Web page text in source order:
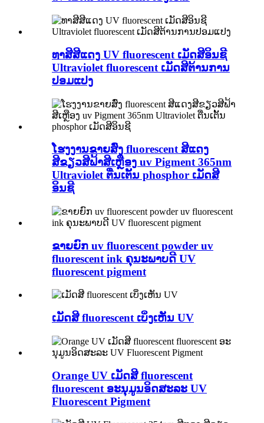
ທາສີສີແດງ UV fluorescent ເມັດສີອິນຊີ
Ultraviolet fluorescent ເມັດສີຕ້ານການ
ປອມແປງ
ໂຮງງານຂາຍສົ່ງ fluorescent ສີແດງ
ສີຂຽວສີຟ້າສີເຫຼືອງ uv Pigment 365nm
Ultraviolet ຕື່ນເຕັ້ນ phosphor ເມັດສີ
ອິນຊີ
ຂາຍຍົກ uv fluorescent powder uv
fluorescent ink ຄຸນະພາບດີ UV
fluorescent pigment
ເມັດສີ fluorescent ເບິ່ງເຫັນ UV
Orange UV ເມັດສີ fluorescent
fluorescent ອະນຸມູນອິດສະລະ UV
Fluorescent Pigment